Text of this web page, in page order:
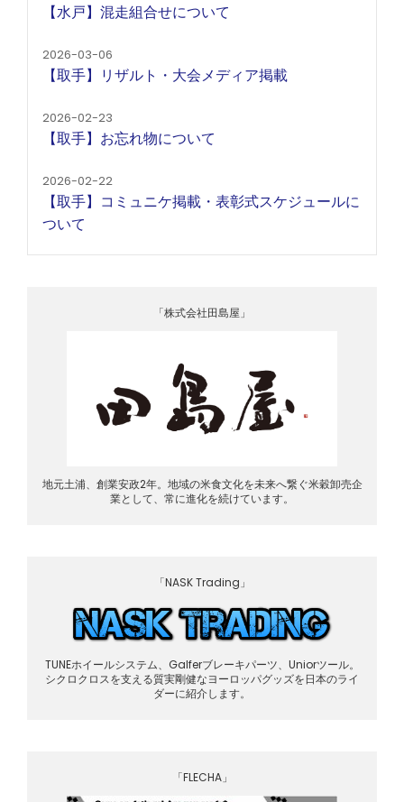
【水戸】混走組合せについて
2026-03-06
【取手】リザルト・大会メディア掲載
2026-02-23
【取手】お忘れ物について
2026-02-22
【取手】コミュニケ掲載・表彰式スケジュールに
ついて
「株式会社田島屋」
地元土浦、創業安政2年。地域の米食文化を未来へ繋ぐ米穀卸売企
業として、常に進化を続けています。
「NASK Trading」
TUNEホイールシステム、Galferブレーキパーツ、Uniorツール。
シクロクロスを支える質実剛健なヨーロッパグッズを日本のライ
ダーに紹介します。
「FLECHA」